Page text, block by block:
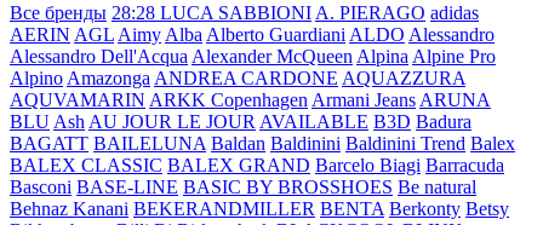
Все бренды 28:28 LUCA SABBIONI A. PIERAGO adidas
AERIN AGL Aimy Alba Alberto Guardiani ALDO Alessandro
Alessandro Dell'Acqua Alexander McQueen Alpina Alpine Pro
Alpino Amazonga ANDREA CARDONE AQUAZZURA
AQUVAMARIN ARKK Copenhagen Armani Jeans ARUNA
BLU Ash AU JOUR LE JOUR AVAILABLE B3D Badura
BAGATT BAILELUNA Baldan Baldinini Baldinini Trend Balex
BALEX CLASSIC BALEX GRAND Barcelo Biagi Barracuda
Basconi BASE-LINE BASIC BY BROSSHOES Be natural
Behnaz Kanani BEKERANDMILLER BENTA Berkonty Betsy